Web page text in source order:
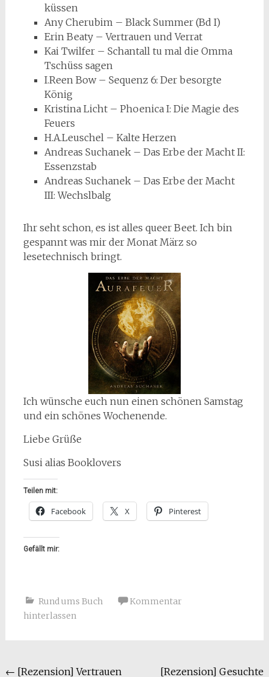
küssen
Any Cherubim – Black Summer (Bd I)
Erin Beaty – Vertrauen und Verrat
Kai Twilfer – Schantall tu mal die Omma
Tschüss sagen
I.Reen Bow – Sequenz 6: Der besorgte
König
Kristina Licht – Phoenica I: Die Magie des
Feuers
H.A.Leuschel – Kalte Herzen
Andreas Suchanek – Das Erbe der Macht II:
Essenzstab
Andreas Suchanek – Das Erbe der Macht
III: Wechslbalg
Ihr seht schon, es ist alles queer Beet. Ich bin
gespannt was mir der Monat März so
lesetechnisch bringt.
Ich wünsche euch nun einen schönen Samstag
und ein schönes Wochenende.
Liebe Grüße
Susi alias Booklovers
Teilen mit:
Facebook X Pinterest
Gefällt mir:
Rund ums Buch
Kommentar
hinterlassen
Beitragsnavigation
← [Rezension] Vertrauen [Rezension] Gesuchte